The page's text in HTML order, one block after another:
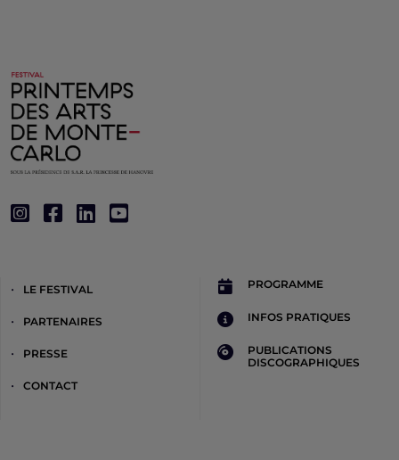
LE FESTIVAL
PARTENAIRES
PRESSE
CONTACT
PROGRAMME
INFOS PRATIQUES
PUBLICATIONS
DISCOGRAPHIQUES